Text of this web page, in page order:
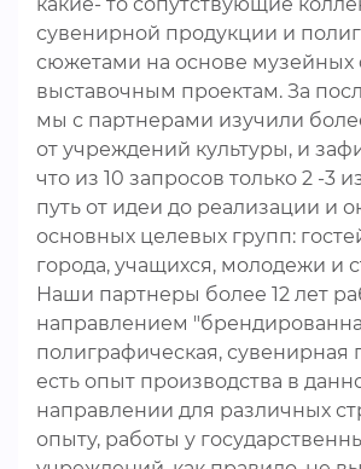
сувенирной продукции и
сюжетами на основе музейных
выставочным проектам. За
мы с партнерами изучили
от учреждений культуры, и
что из 10 запросов только 2 -3
путь от идеи до реализации и
основных целевых групп:
города, учащихся, молодежи и
Наши партнеры более 12 лет
направлением
полиграфическая, сувенирная
есть опыт производства в
направлении для различных
опыту, работы у